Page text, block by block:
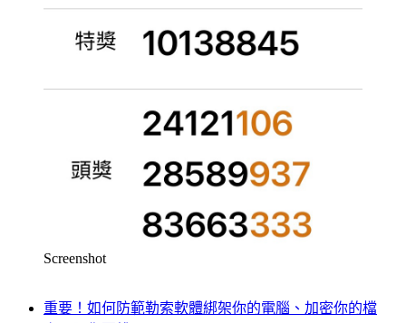
Screenshot
重要！如何防範勒索軟體綁架你的電腦、加密你的檔